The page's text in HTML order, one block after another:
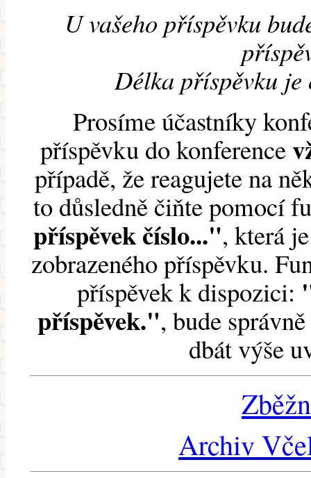
U vašeho příspěvku
Délka příspěvku je
Prosíme účastníky
příspěvku do konference
případě, že reagujete na
to důsledně čiňte pomocí
příspěvek číslo...", která
zobrazeného příspěvku.
příspěvek k dispozici:
příspěvek.", bude
dbát výše
Archiv